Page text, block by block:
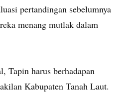
pertandingan sebelumnya
menang mutlak dalam
Tapin harus berhadapan
Kabupaten Tanah Laut.